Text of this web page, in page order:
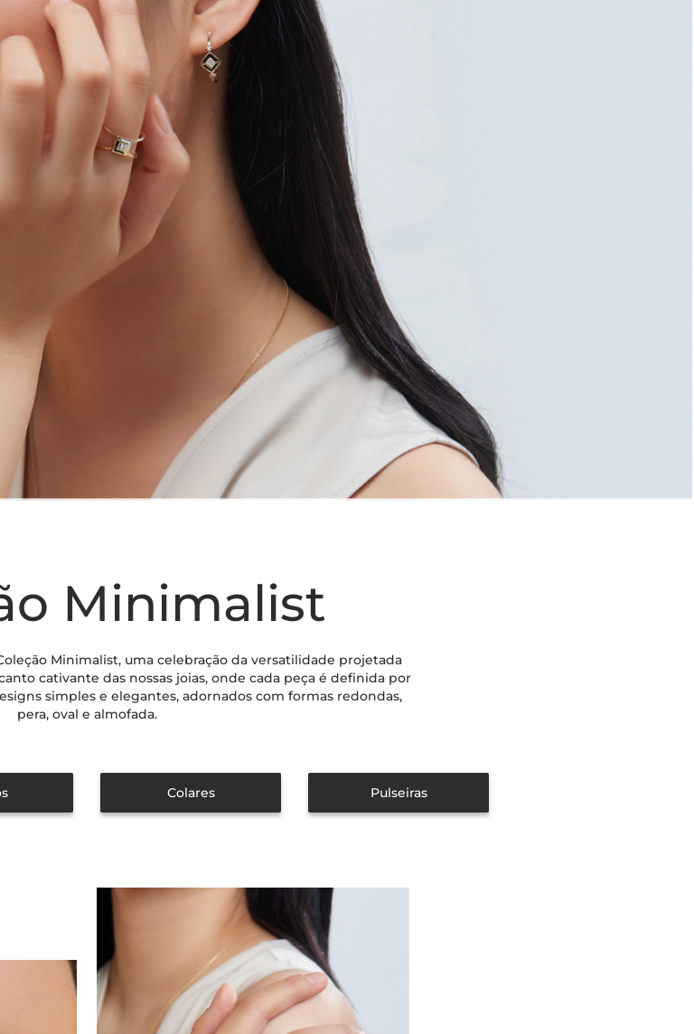
Minimalist
Minimalist, uma celebração da versatilidade projetada
cativante das nossas joias, onde cada peça é definida por
simples e elegantes, adornados com formas redondas,
pera, oval e almofada.
Colares Pulseiras